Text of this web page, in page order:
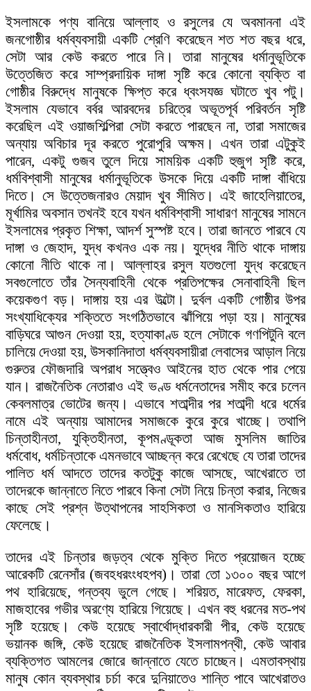
ইসলামকে পণ্য বানিয়ে আল্লাহ ও রসুলের যে অবমাননা এই
জনগোষ্ঠীর ধর্মব্যবসায়ী একটি শ্রেণি করেছেন শত শত বছর ধরে,
সেটা আর কেউ করতে পারে নি। তারা মানুষের ধর্মানুভূতিকে
উত্তেজিত করে সাম্প্রদায়িক দাঙ্গা সৃষ্টি করে কোনো ব্যক্তি বা
গোষ্ঠীর বিরুদ্ধে মানুষকে ক্ষিপ্ত করে ধ্বংসযজ্ঞ ঘটাতে খুব পটু।
ইসলাম যেভাবে বর্বর আরবদের চরিত্রে অভূতপূর্ব পরিবর্তন সৃষ্টি
করেছিল এই ওয়াজশিল্পিরা সেটা করতে পারছেন না, তারা সমাজের
অন্যায় অবিচার দূর করতে পুরোপুরি অক্ষম। এখন তারা এটুকুই
পারেন, একটু গুজব তুলে দিয়ে সাময়িক একটি হুজুগ সৃষ্টি করে,
ধর্মবিশ্বাসী মানুষের ধর্মানুভূতিকে উসকে দিয়ে একটি দাঙ্গা বাঁধিয়ে
দিতে। সে উত্তেজনারও মেয়াদ খুব সীমিত। এই জাহেলিয়াতের,
মূর্খামির অবসান তখনই হবে যখন ধর্মবিশ্বাসী সাধারণ মানুষের সামনে
ইসলামের প্রকৃত শিক্ষা, আদর্শ সুস্পষ্ট হবে। তারা জানতে পারবে যে
দাঙ্গা ও জেহাদ, যুদ্ধ কখনও এক নয়। যুদ্ধের নীতি থাকে দাঙ্গায়
কোনো নীতি থাকে না। আল্লাহর রসুল যতগুলো যুদ্ধ করেছেন
সবগুলোতে তাঁর সৈন্যবাহিনী থেকে প্রতিপক্ষের সেনাবাহিনী ছিল
কয়েকগুণ বড়। দাঙ্গায় হয় এর উল্টো। দুর্বল একটি গোষ্ঠীর উপর
সংখ্যাধিক্যের শক্তিতে সংগঠিতভাবে ঝাঁপিয়ে পড়া হয়। মানুষের
বাড়িঘরে আগুন দেওয়া হয়, হত্যাকাণ্ড হলে সেটাকে গণপিটুনি বলে
চালিয়ে দেওয়া হয়, উসকানিদাতা ধর্মব্যবসায়ীরা লেবাসের আড়াল নিয়ে
গুরুতর ফৌজদারি অপরাধ সত্ত্বেও আইনের হাত থেকে পার পেয়ে
যান। রাজনৈতিক নেতারাও এই ভণ্ড ধর্মনেতাদের সমীহ করে চলেন
কেবলমাত্র ভোটের জন্য। এভাবে শতাব্দীর পর শতাব্দী ধরে ধর্মের
নামে এই অন্যায় আমাদের সমাজকে কুরে কুরে খাচ্ছে। তথাপি
চিন্তাহীনতা, যুক্তিহীনতা, কূপমণ্ডূকতা আজ মুসলিম জাতির
ধর্মবোধ, ধর্মচিন্তাকে এমনভাবে আচ্ছন্ন করে রেখেছে যে তারা তাদের
পালিত ধর্ম আদতে তাদের কতটুকু কাজে আসছে, আখেরাতে তা
তাদেরকে জান্নাতে নিতে পারবে কিনা সেটা নিয়ে চিন্তা করার, নিজের
কাছে সেই প্রশ্ন উত্থাপনের সাহসিকতা ও মানসিকতাও হারিয়ে
ফেলেছে।
তাদের এই চিন্তার জড়ত্ব থেকে মুক্তি দিতে প্রয়োজন হচ্ছে
আরেকটি রেনেসাঁর (জবহধরংংধহপব)। তারা তো ১৩০০ বছর আগে
পথ হারিয়েছে, গন্তব্য ভুলে গেছে। শরিয়ত, মারেফত, ফেরকা,
মাজহাবের গভীর অরণ্যে হারিয়ে গিয়েছে। এখন বহু ধরনের মত-পথ
সৃষ্টি হয়েছে। কেউ হয়েছে স্বার্থোদ্ধারকারী পীর, কেউ হয়েছে
ভয়ানক জঙ্গি, কেউ হয়েছে রাজনৈতিক ইসলামপন্থী, কেউ আবার
ব্যক্তিগত আমলের জোরে জান্নাতে যেতে চাচ্ছেন। এমতাবস্থায়
মানুষ কোন ব্যবস্থার চর্চা করে দুনিয়াতেও শান্তি পাবে আখেরাতও